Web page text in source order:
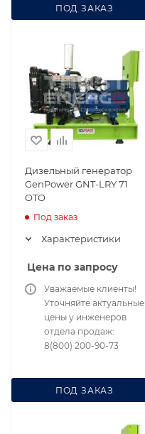
ПОД ЗАКАЗ
Дизельный генератор
GenPower GNT-LRY 71
OTO
Под заказ
Характеристики
Цена по запросу
ПОД ЗАКАЗ
Уважаемые клиенты!
Уточняйте актуальные
цены у инженеров
отдела продаж:
8(800) 200-90-73